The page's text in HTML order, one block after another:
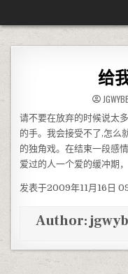
给
请不要在放弃的时候说太
的手。我会接受不了,怎么
的独角戏。在结束一段感
爱过的人一个爱的缓冲期
发表于2009年11月16日
Author: